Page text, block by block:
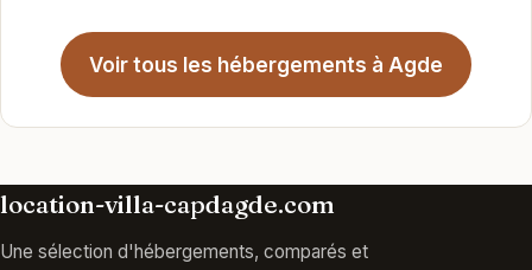
Voir tous les hébergements à Agde
location-villa-capdagde.com
Une sélection d'hébergements, comparés et